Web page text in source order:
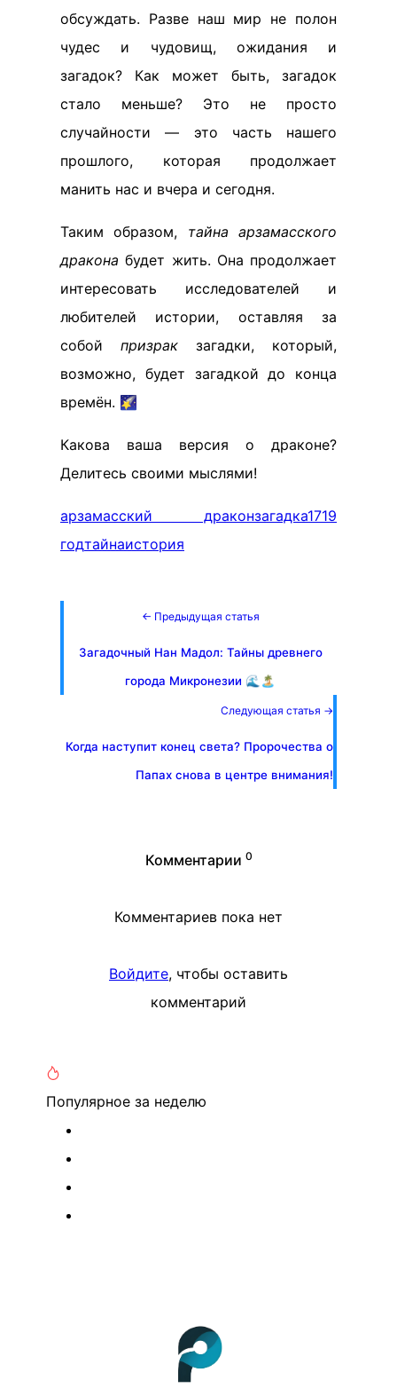
обсуждать. Разве наш мир не полон
чудес и чудовищ, ожидания и
загадок? Как может быть, загадок
стало меньше? Это не просто
случайности — это часть нашего
прошлого, которая продолжает
манить нас и вчера и сегодня.
Таким образом, тайна арзамасского
дракона будет жить. Она продолжает
интересовать исследователей и
любителей истории, оставляя за
собой призрак загадки, который,
возможно, будет загадкой до конца
времён. 🌠
Какова ваша версия о драконе?
Делитесь своими мыслями!
арзамасский драконзагадка1719
годтайнаистория
← Предыдущая статья
Загадочный Нан Мадол: Тайны древнего
города Микронезии 🌊🏝️
Следующая статья →
Когда наступит конец света? Пророчества о
Папах снова в центре внимания!
Комментарии 0
Комментариев пока нет
Войдите, чтобы оставить
комментарий
Популярное за неделю